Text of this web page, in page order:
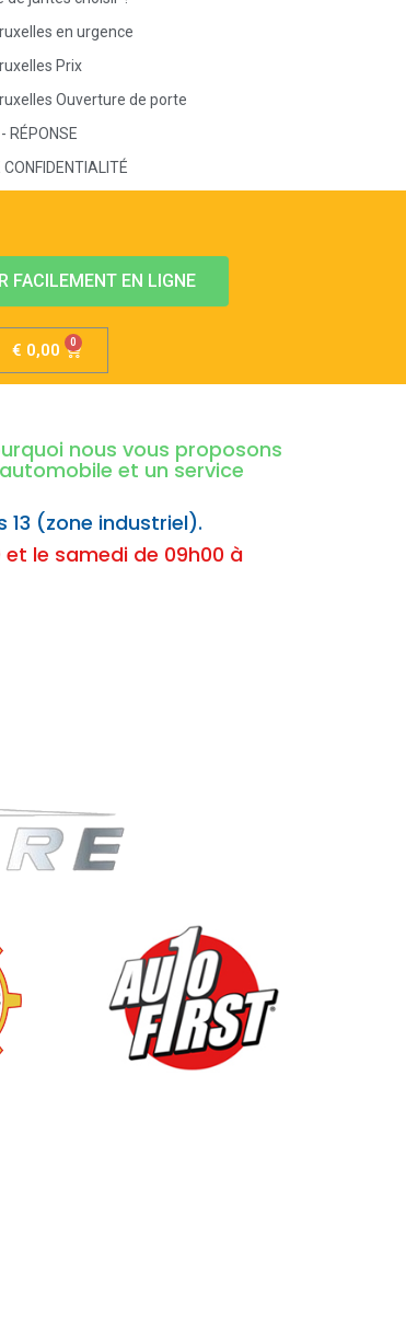
en urgence
Prix
Ouverture de porte
RÉPONSE
CONFIDENTIALITÉ
FACILEMENT EN LIGNE
€ 0,00
nous vous proposons
et un service
13 (zone industriel).
et le samedi de 09h00 à